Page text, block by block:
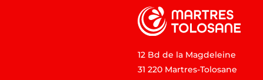
12 Bd de la Magdeleine
31 220 Martres-Tolosane